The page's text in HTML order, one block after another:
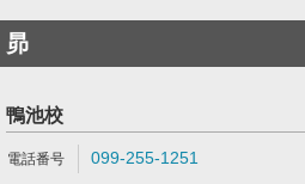
昴
鴨池校
099-255-1251